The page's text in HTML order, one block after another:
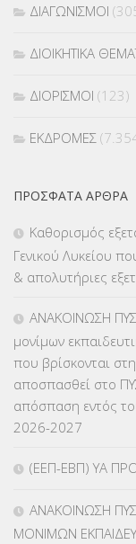
ΔΙΑΓΩΝΙΣΜΟΙ
ΔΙΟΙΚΗΤΙΚΑ
ΔΙΟΡΙΣΜΟΙ (123)
ΕΚΔΡΟΜΕΣ
ΕΠΙΜΟΡΦΩΣΗ
ΚΕΣΥ(60)
ΚΕΣΥΠ(109)
ΚΠγ – ΚΡΑΤΙΚΟ
ΚΠπ- ΚΡΑΤΙΚΟ
ΛΟΙΠΑ(309)
ΠΡΌΣΦΑΤΑ ΆΡΘΡΑ
Καθορισμός
Γενικού Λυκείου
& απολυτήριες
ΑΝΑΚΟΙΝΩΣΗ
μονίμων
που βρίσκονται
αποσπασθεί στο
απόσπαση εντός
2026-2027
(ΕΕΠ-ΕΒΠ) ΥΑ
ΑΝΑΚΟΙΝΩΣΗ
ΜΟΝΙΜΩΝ